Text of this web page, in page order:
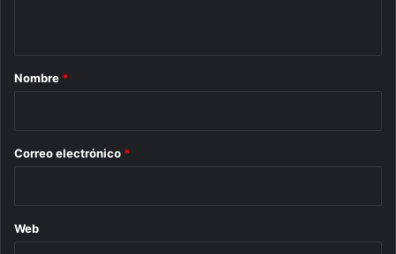
r
*
Nombre *
Correo electrónico *
Web